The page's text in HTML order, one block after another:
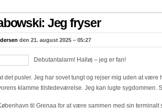
Jeg fryser
den 21. august 2025 – 05:27
Debutantalarm! Halløj – jeg er fan!
det pusler. Jeg har sovet tungt og rejser mig uden at være
klamme tilstedeværelse. Jeg kan lugte sygdommen.
til Grenaa for at være sammen med sin terminalt